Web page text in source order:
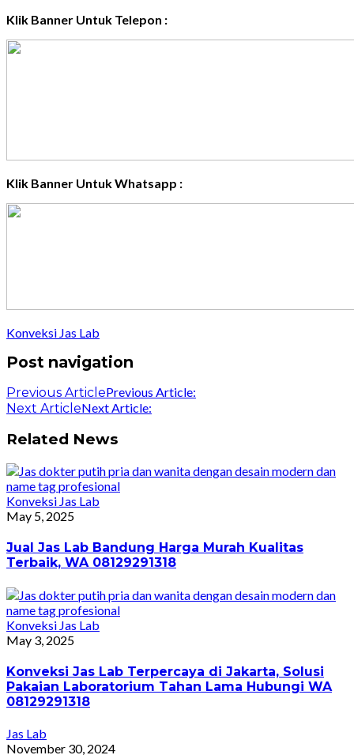
Klik Banner Untuk Telepon :
Klik Banner Untuk Whatsapp :
Konveksi Jas Lab
Post navigation
Previous ArticlePrevious Article:
Next ArticleNext Article:
Related News
Konveksi Jas Lab
May 5, 2025
Jual Jas Lab Bandung Harga Murah Kualitas
Terbaik, WA 08129291318
Konveksi Jas Lab
May 3, 2025
Konveksi Jas Lab Terpercaya di Jakarta, Solusi
Pakaian Laboratorium Tahan Lama Hubungi WA
08129291318
Jas Lab
November 30, 2024